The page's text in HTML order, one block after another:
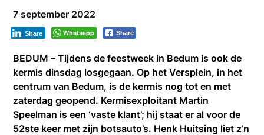
7 september 2022
Whatsapp Share
Share
BEDUM – Tijdens de feestweek in Bedum is ook de
kermis dinsdag losgegaan. Op het Versplein, in het
centrum van Bedum, is de kermis nog tot en met
zaterdag geopend. Kermisexploitant Martin
Speelman is een ‘vaste klant’; hij staat er al voor de
52ste keer met zijn botsauto’s. Henk Huitsing liet z’n